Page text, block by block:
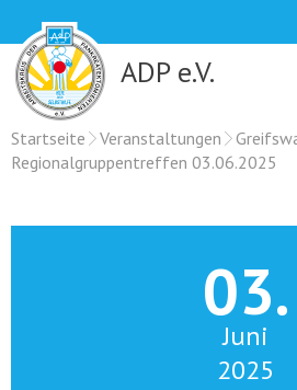
content
ADP e.V.
Startseite Veranstaltungen
Regionalgruppentreffen 03.06.2025
03.
Juni
2025